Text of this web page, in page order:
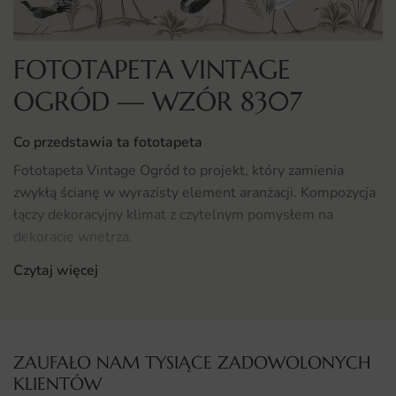
FOTOTAPETA VINTAGE
OGRÓD — WZÓR 8307
Co przedstawia ta fototapeta
Fototapeta Vintage Ogród to projekt, który zamienia
zwykłą ścianę w wyrazisty element aranżacji. Kompozycja
łączy dekoracyjny klimat z czytelnym pomysłem na
dekorację wnętrza.
Stonowana paleta i przemyślany układ planów sprawiają,
Gdzie sprawdzi się fototapeta Vintage Ogród
Czytaj więcej
ZAUFAŁO NAM TYSIĄCE ZADOWOLONYCH
KLIENTÓW